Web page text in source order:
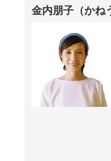
金内朋子（かね